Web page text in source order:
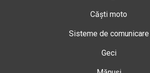
Căști moto
Sisteme de comunicare
Geci